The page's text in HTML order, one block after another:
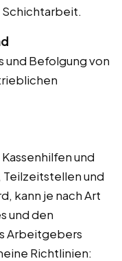
und Befolgung von
und
und
kann je nach Art
und den
Arbeitgebers
Richtlinien: